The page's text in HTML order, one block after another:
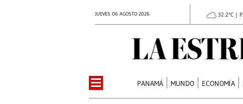
JUEVES 06 AGOSTO 2026 32.2°C |
PANAMÁ MUNDO ECONOMÍA